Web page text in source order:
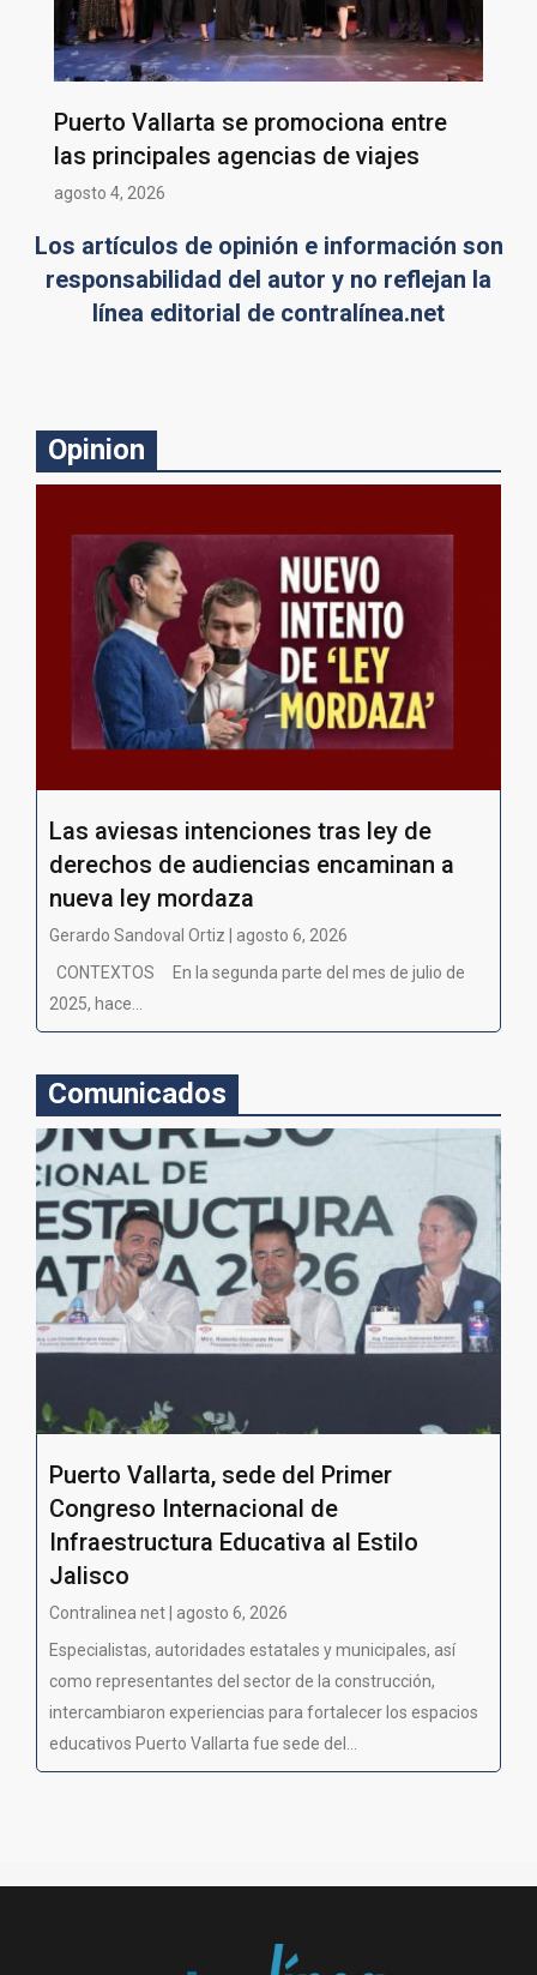
Puerto Vallarta se promociona entre
las principales agencias de viajes
agosto 4, 2026
Los artículos de opinión e información son
responsabilidad del autor y no reflejan la
línea editorial de contralínea.net
Opinion
Las aviesas intenciones tras ley de
derechos de audiencias encaminan a
nueva ley mordaza
Gerardo Sandoval Ortiz | agosto 6, 2026
CONTEXTOS En la segunda parte del mes de julio de
2025, hace...
Comunicados
Puerto Vallarta, sede del Primer
Congreso Internacional de
Infraestructura Educativa al Estilo
Jalisco
Contralinea net | agosto 6, 2026
Especialistas, autoridades estatales y municipales, así
como representantes del sector de la construcción,
intercambiaron experiencias para fortalecer los espacios
educativos Puerto Vallarta fue sede del...